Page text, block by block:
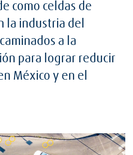
como celdas de
la industria del
a la
para lograr reducir
México y en el